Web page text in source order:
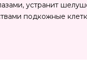
устранит
подкожные